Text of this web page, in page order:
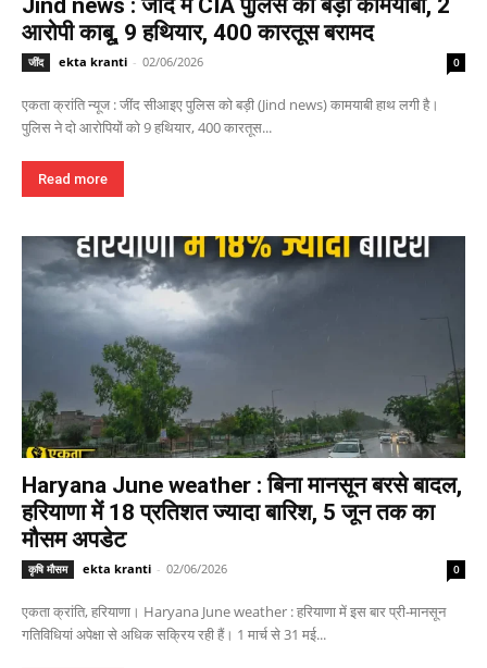
Jind news : जींद में CIA पुलिस की बड़ी कामयाबी, 2
आरोपी काबू, 9 हथियार, 400 कारतूस बरामद
जींद ekta kranti - 02/06/2026 0
एकता क्रांति न्यूज : जींद सीआइए पुलिस को बड़ी (Jind news) कामयाबी हाथ लगी है।
पुलिस ने दो आरोपियों को 9 हथियार, 400 कारतूस...
Read more
Haryana June weather : बिना मानसून बरसे बादल,
हरियाणा में 18 प्रतिशत ज्यादा बारिश, 5 जून तक का
मौसम अपडेट
कृषि मौसम ekta kranti - 02/06/2026 0
एकता क्रांति, हरियाणा। Haryana June weather : हरियाणा में इस बार प्री-मानसून
गतिविधियां अपेक्षा से अधिक सक्रिय रही हैं। 1 मार्च से 31 मई...